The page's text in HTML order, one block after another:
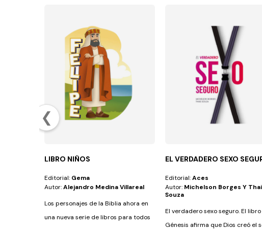
❮
LIBRO NIÑOS
Editorial: Gema
Autor:Alejandro Medina Villareal
Los personajes de la Biblia ahora en
una nueva serie de libros para todos
EL VERDADERO SEXO
Editorial:Aces
Autor: Michelson Borges Y
Souza
El verdadero sexo seguro. El
Génesis afirma que Dios creó el